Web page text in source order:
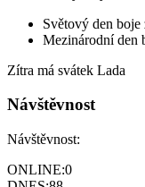
Světový den boje
Mezinárodní den
Zítra má svátek Lada
Návštěvnost
Návštěvnost:
ONLINE:0